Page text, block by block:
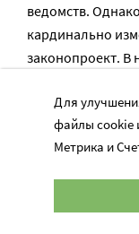
ведомств.
кардинально
законопроект. В
могут
Например,
Для
файлы cookie
Метрика и